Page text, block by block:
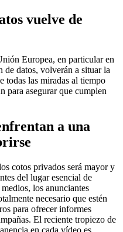
vuelve de
Europea, en particular en
de datos, volverán a situar la
todas las miradas al tiempo
para asegurar que cumplen
a una
cotos privados será mayor y
del lugar esencial de
los anunciantes
necesario que estén
para ofrecer informes
El reciente tropiezo de